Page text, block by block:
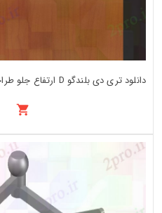
دانلود تری دی بلندگو D ارتفاع جلو طراحی جزئیات کد (کد24953)